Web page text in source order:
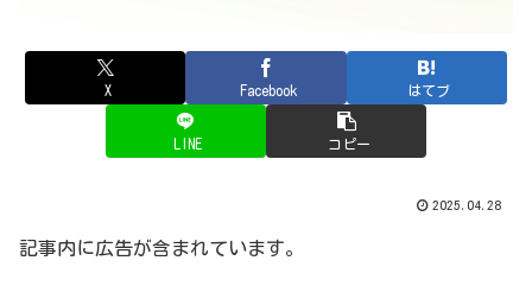
X Facebook はてブ
LINE コピー
2025.04.28
記事内に広告が含まれています。